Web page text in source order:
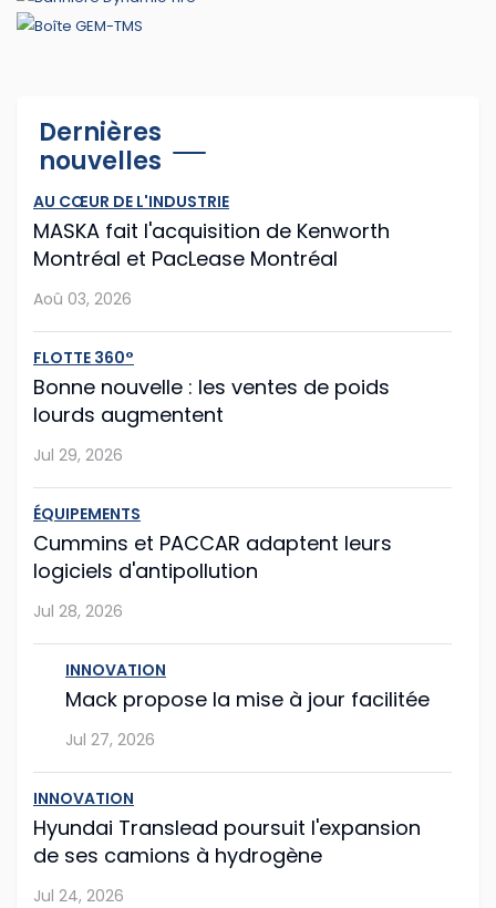
Jul 29, 2026
logiciels d'antipollution
Cummins et PACCAR ont récemment annoncé des
modifications logicielles à leurs moteurs diesel afin que
les routiers puissent continuer à rouler plus longtemps
après que les capteurs du camion o...
Jul 28, 2026
Mack propose la mise à jour facilitée
Le constructeur américain Mack Trucks franchit une
nouvelle étape vers la simplification de la
& Leave (« verrouiller et partir »), int�...
Jul 27, 2026
Hyundai Translead poursuit l'expansion de
ses camions à hydrogène
Même si le démarrage semble un peu laborieux,
l'entreprise sud-coréenne Hyundai Translead poursuit
son expansion.
...
Jul 24, 2026
Dernières
nouvelles
AU CŒUR DE L'INDUSTRIE
MASKA fait l'acquisition de Kenworth
Montréal et PacLease Montréal
Aoû 03, 2026
FLOTTE 360°
Bonne nouvelle : les ventes de poids
lourds augmentent
Jul 29, 2026
ÉQUIPEMENTS
Cummins et PACCAR adaptent leurs
logiciels d'antipollution
Jul 28, 2026
INNOVATION
Mack propose la mise à jour facilitée
Jul 27, 2026
INNOVATION
Hyundai Translead poursuit l'expansion
de ses camions à hydrogène
Jul 24, 2026